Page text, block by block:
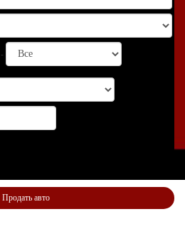
-
Продать авто